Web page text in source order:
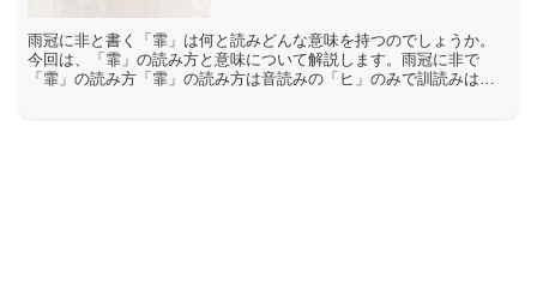
雨冠に非と書く「霏」は何と読みどんな意味を持つのでしょうか。
今回は、「霏」の読み方と意味について解説します。雨冠に非で
「霏」の読み方「霏」の読み方は音読みの「ヒ」のみで訓読みはあ